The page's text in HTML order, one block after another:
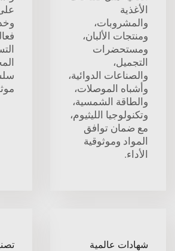
الأغذية
والمشروبات،
ومنتجات الألبان،
ومستحضرات
التجميل،
والصناعات الدوائية،
وأشباه الموصلات،
والطاقة الشمسية،
وتكنولوجيا الليثيوم،
مع ضمان توافق
المواد وموثوقية
الأداء.
شهادات عالمية